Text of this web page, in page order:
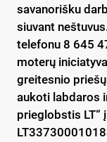
savanorišku
siuvant
telefonu 8 645
moterų
greitesnio
aukoti labdaros
prieglobstis LT“